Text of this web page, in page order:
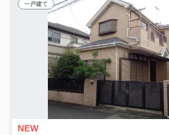
一戸建て
NEW